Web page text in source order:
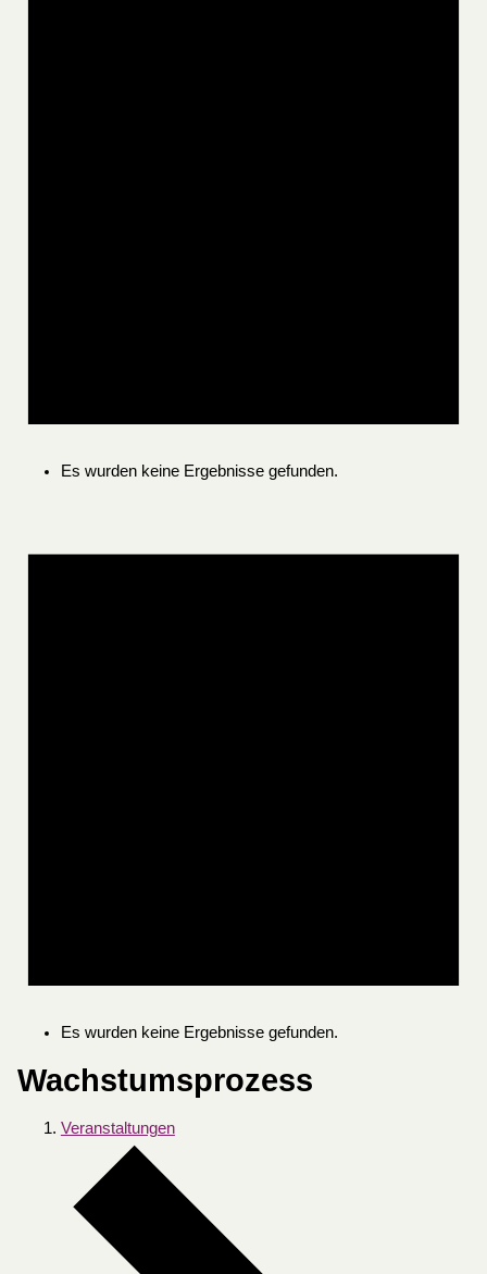
Es wurden keine Ergebnisse gefunden.
Es wurden keine Ergebnisse gefunden.
Wachstumsprozess
Veranstaltungen